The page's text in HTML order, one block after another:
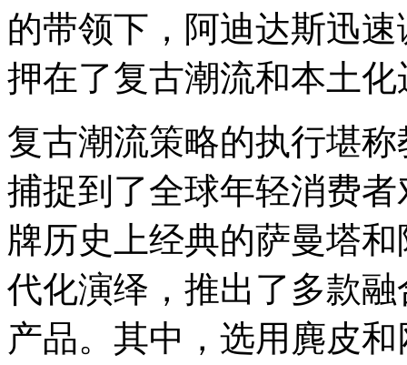
的带领下，阿迪达斯迅
押在了复古潮流和本土
复古潮流策略的执行堪
捕捉到了全球年轻消费
牌历史上经典的萨曼塔
代化演绎，推出了多款
产品。其中，选用麂皮